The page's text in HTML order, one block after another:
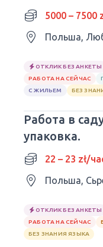
5000 – 7500
Польша,
ОТКЛИК БЕЗ АНКЕТЫ
РАБОТА НА СЕЙЧАС
С ЖИЛЬЕМ
БЕЗ
Работа в
упаковка.
22 – 23 zł/
Польша,
ОТКЛИК БЕЗ АНКЕТЫ
РАБОТА НА СЕЙЧАС
БЕЗ ЗНАНИЯ ЯЗЫКА